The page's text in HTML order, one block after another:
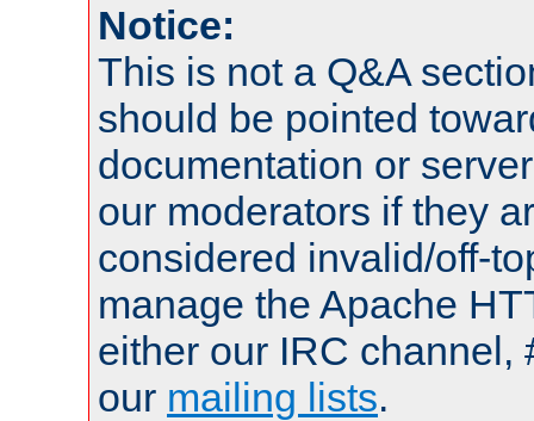
Notice:
This is not a Q&A
should be pointed
documentation or
our moderators if they
considered invalid/off-
manage the Apache
either our IRC channel,
our mailing lists.